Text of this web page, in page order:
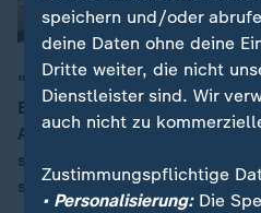
00:15
"Egal wo, Nord oder Süd, es
Bild: eine komplette Wüste",
Alica Jung in Tel Aviv über
stelle sich nun die Frage, wo
sollten.
speichern und/oder
deine Daten ohne deine
Dritte weiter, die nicht
Dienstleister sind. Wir
auch nicht zu
Zustimmungspflichtige
• Personalisierung:Die